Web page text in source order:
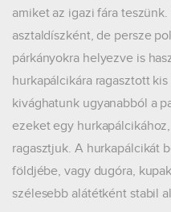
amiket az igazi fára
asztaldíszként, de persze
párkányokra helyezve is
hurkapálcikára ragasztott
kivághatunk ugyanabból a
ezeket egy
ragasztjuk. A hurkapálcikát
földjébe, vagy dugóra,
szélesebb alátétként stabil